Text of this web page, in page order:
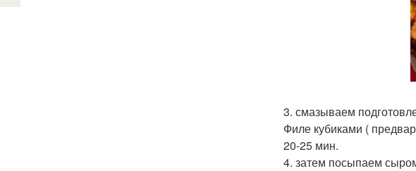
3. смазываем
Филе кубиками (
20-25 мин.
4. затем посыпаем